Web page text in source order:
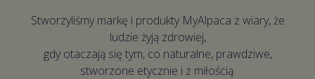
Stworzyliśmy markę i produkty MyAlpaca z wiary, że
ludzie żyją zdrowiej,
gdy otaczają się tym, co naturalne, prawdziwe,
stworzone etycznie i z miłością.